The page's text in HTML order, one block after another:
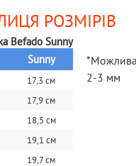
РОЗМІРІВ
Befado Sunny
Sunny
17,3 см
17,9 см
18,5 см
19,1 см
19,7 см
2-3 мм